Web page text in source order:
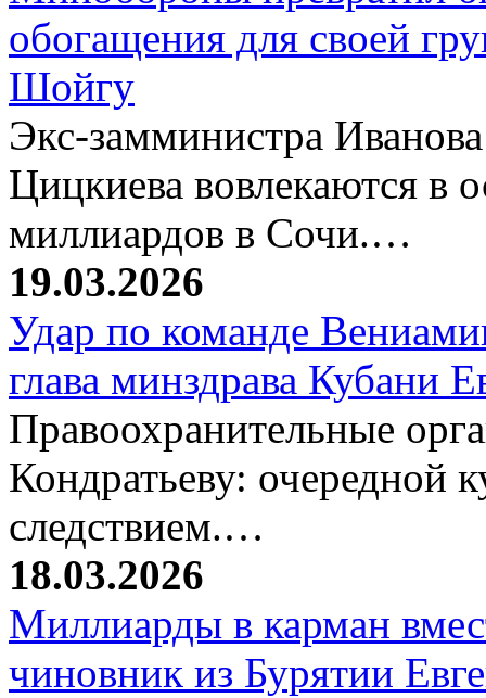
обогащения для своей
Шойгу
Экс-замминистра
Цицкиева вовлекаются в
миллиардов в Сочи.…
19.03.2026
Удар по команде
глава минздрава Кубани
Правоохранительные
Кондратьеву: очередной
следствием.…
18.03.2026
Миллиарды в карман
чиновник из Бурятии